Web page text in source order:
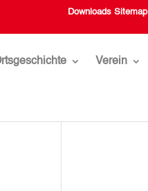
Downloads Sitemap
Verein